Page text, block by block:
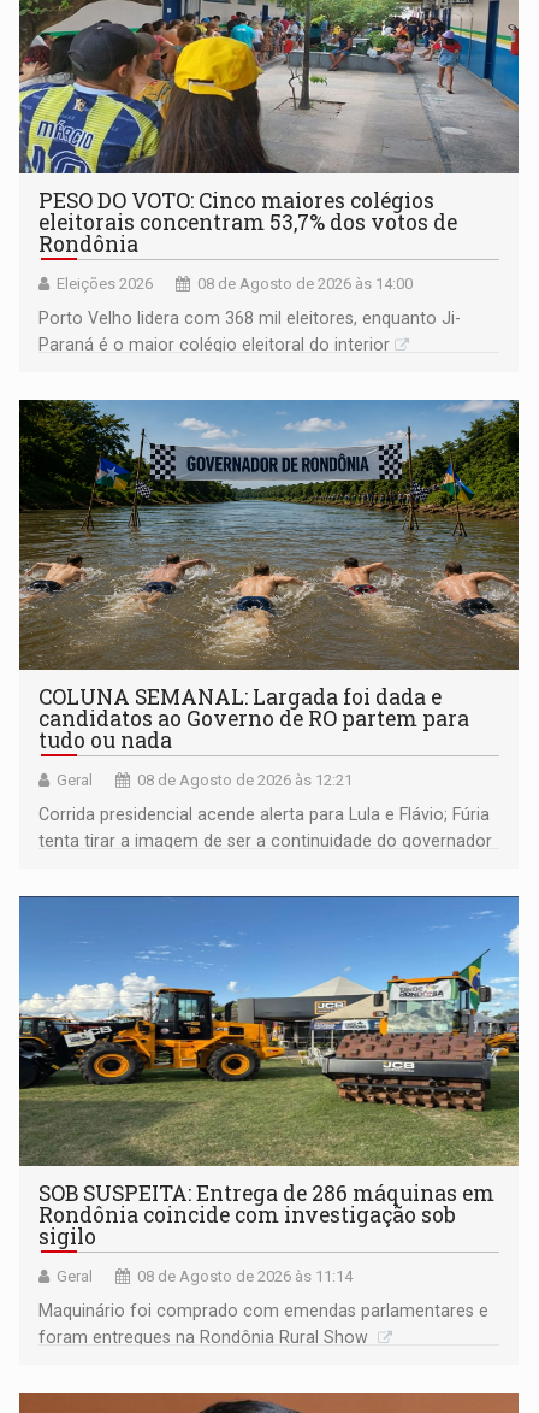
PESO DO VOTO: Cinco maiores colégios
eleitorais concentram 53,7% dos votos de
Rondônia
Eleições 2026 08 de Agosto de 2026 às 14:00
Porto Velho lidera com 368 mil eleitores, enquanto Ji-
Paraná é o maior colégio eleitoral do interior
COLUNA SEMANAL: Largada foi dada e
candidatos ao Governo de RO partem para
tudo ou nada
Geral 08 de Agosto de 2026 às 12:21
Corrida presidencial acende alerta para Lula e Flávio; Fúria
tenta tirar a imagem de ser a continuidade do governador
não ter entrado no modo eleição; ABAV faz evento em
SOB SUSPEITA: Entrega de 286 máquinas em
Rondônia coincide com investigação sob
sigilo
Geral 08 de Agosto de 2026 às 11:14
Maquinário foi comprado com emendas parlamentares e
foram entregues na Rondônia Rural Show